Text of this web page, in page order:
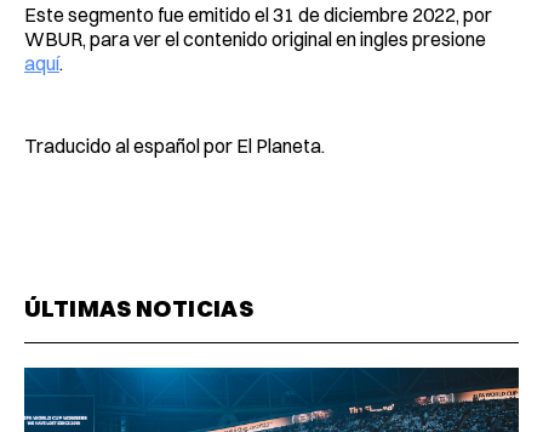
Este segmento fue emitido el 31 de diciembre 2022, por
WBUR, para ver el contenido original en ingles presione
aquí.
Traducido al español por El Planeta.
ÚLTIMAS NOTICIAS